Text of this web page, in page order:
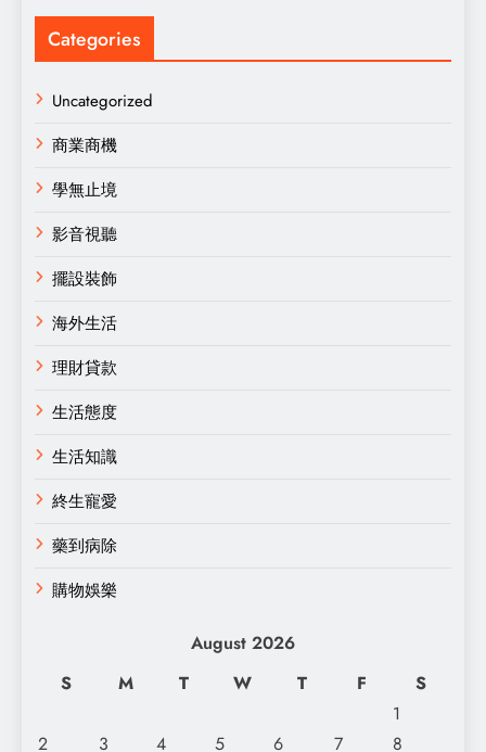
Categories
Uncategorized
商業商機
學無止境
影音視聽
擺設裝飾
海外生活
理財貸款
生活態度
生活知識
終生寵愛
藥到病除
購物娛樂
August 2026
S
M T W T F
S
1
2
3 4 5 6 7 8